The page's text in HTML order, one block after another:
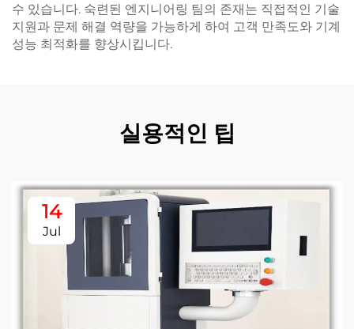
수 있습니다. 숙련된 엔지니어링 팀의 존재는 직접적인 기술
지원과 문제 해결 역량을 가능하게 하여 고객 만족도와 기계
성능 최적화를 향상시킵니다.
실용적인 팁
14
Jul